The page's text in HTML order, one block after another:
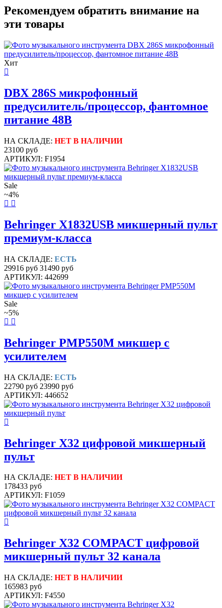
Рекомендуем обратить внимание на
эти товары
Хит
DBX 286S микрофонный
предусилитель/процессор, фантомное
питание 48В
НА СКЛАДЕ: НЕТ В НАЛИЧИИ
23100 руб
АРТИКУЛ: F1954
Sale
~4%
Behringer X1832USB микшерный пульт
премиум-класса
НА СКЛАДЕ: ЕСТЬ
29916 руб 31490 руб
АРТИКУЛ: 442699
Sale
~5%
Behringer PMP550M микшер с
усилителем
НА СКЛАДЕ: ЕСТЬ
22790 руб 23990 руб
АРТИКУЛ: 446652
Behringer X32 цифровой микшерный
пульт
НА СКЛАДЕ: НЕТ В НАЛИЧИИ
178433 руб
АРТИКУЛ: F1059
Behringer X32 COMPACT цифровой
микшерный пульт 32 канала
НА СКЛАДЕ: НЕТ В НАЛИЧИИ
165983 руб
АРТИКУЛ: F4550